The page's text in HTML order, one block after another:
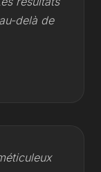
delà de